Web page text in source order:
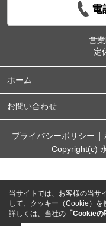
電
営業
定
ホーム
お問い合わせ
プライバシーポリシー
Copyright(c)
当サイトでは、お客様の当サ
して、クッキー（Cookie）を
詳しくは、当社の 「Cookieの